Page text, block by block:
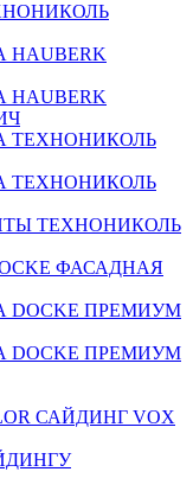
ТЕХНОНИКОЛЬ
ТЕХНОНИКОЛЬ
ТЕХНОНИКОЛЬ
ФАСАДНАЯ
ПРЕМИУМ
ПРЕМИУМ
САЙДИНГ VOX